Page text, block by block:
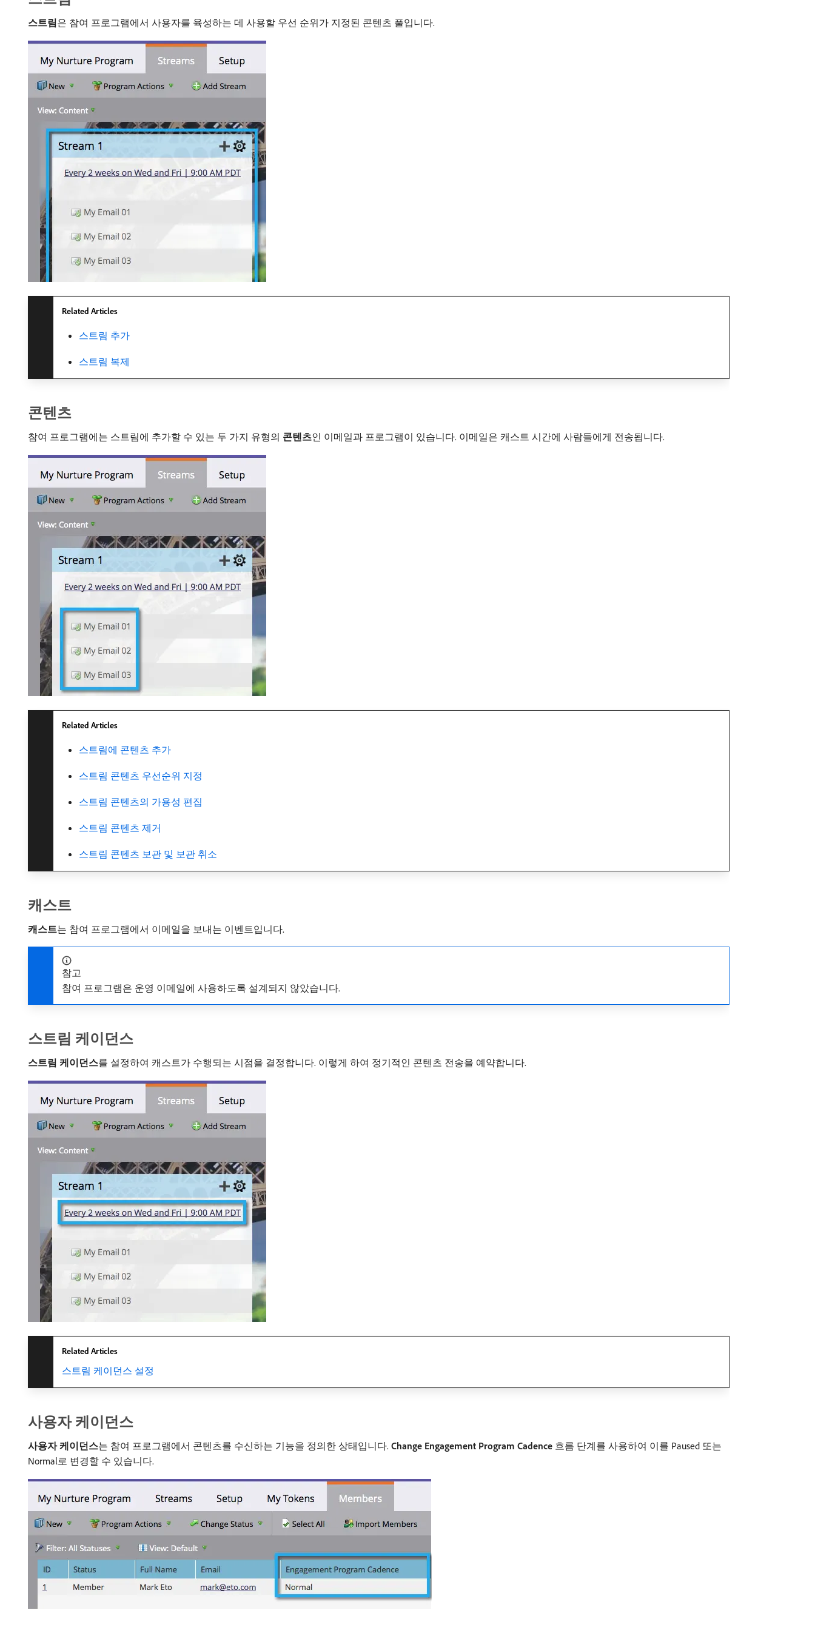
스트림​은 참여 프로그램에서 사용자를 육성하는 데 사용할 우선 순위가 지정된 콘텐츠 풀입니다.
Related Articles
스트림 추가
스트림 복제
콘텐츠
참여 프로그램에는 스트림에 추가할 수 있는 두 가지 유형의 콘텐츠​인 이메일과 프로그램이 있습니다. 이메일은 캐스트 시간에 사람들에게 전송됩니다.
Related Articles
스트림에 콘텐츠 추가
스트림 콘텐츠 우선순위 지정
스트림 콘텐츠의 가용성 편집
스트림 콘텐츠 제거
스트림 콘텐츠 보관 및 보관 취소
캐스트
캐스트​는 참여 프로그램에서 이메일을 보내는 이벤트입니다.
참고
참여 프로그램은 운영 이메일에 사용하도록 설계되지 않았습니다.
스트림 케이던스
스트림 케이던스​를 설정하여 캐스트가 수행되는 시점을 결정합니다. 이렇게 하여 정기적인 콘텐츠 전송을 예약합니다.
Related Articles
스트림 케이던스 설정
사용자 케이던스
사용자 케이던스​는 참여 프로그램에서 콘텐츠를 수신하는 기능을 정의한 상태입니다. Change Engagement Program Cadence 흐름 단계를 사용하여 이를 Paused 또는
Normal로 변경할 수 있습니다.